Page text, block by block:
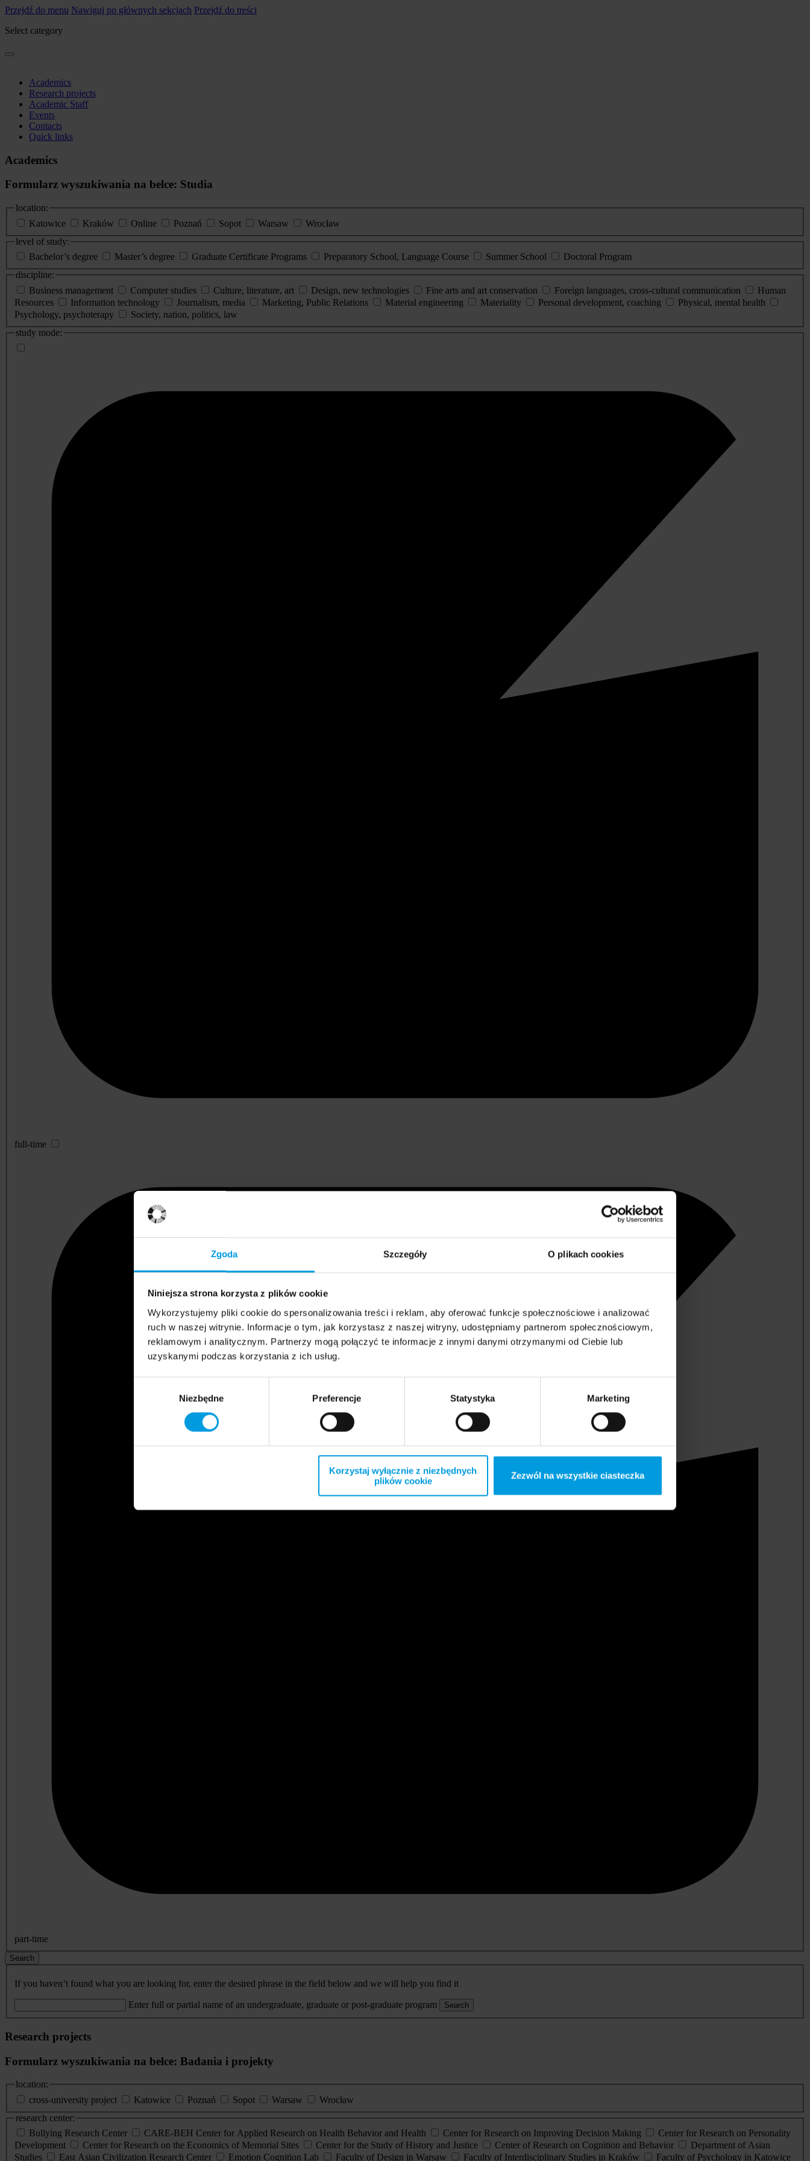
Zgoda Szczegóły O plikach cookies
Niniejsza strona korzysta z plików cookie
Wykorzystujemy pliki cookie do spersonalizowania treści i reklam, aby oferować funkcje społecznościowe i analizować
ruch w naszej witrynie. Informacje o tym, jak korzystasz z naszej witryny, udostępniamy partnerom społecznościowym,
reklamowym i analitycznym. Partnerzy mogą połączyć te informacje z innymi danymi otrzymanymi od Ciebie lub
uzyskanymi podczas korzystania z ich usług.
Niezbędne Preferencje Statystyka Marketing
Korzystaj wyłącznie z niezbędnych
plików cookie
Zezwól na wszystkie ciasteczka
Przejdź do menu Nawiguj po głównych sekcjach Przejdź do treści
Select category
Academics
Research projects
Academic Staff
Events
Contacts
Quick links
Academics
Formularz wyszukiwania na belce: Studia
location:
Katowice
Kraków Online Poznań Sopot Warsaw
Wrocław
level of study:
Bachelor’s degree
Master’s degree Graduate Certificate Programs Preparatory School, Language Course Summer School
Doctoral Program
discipline:
Business management
Computer studies Culture, literature, art Design, new technologies Fine arts and art conservation Foreign languages, cross-cultural communication
Human
Resources
Information technology Journalism, media Marketing, Public Relations Material engineering Materiality Personal development, coaching
Physical, mental health
Psychology, psychoterapy
Society, nation, politics, law
study mode:
full-time
part-time
Search
If you haven’t found what you are looking for, enter the desired phrase in the field below and we will help you find it
Enter full or partial name of an undergraduate, graduate or post-graduate program Search
Research projects
Formularz wyszukiwania na belce: Badania i projekty
location:
cross-university project
Katowice Poznań Sopot Warsaw
Wrocław
research center:
Bullying Research Center
CARE-BEH Center for Applied Research on Health Behavior and Health Center for Research on Improving Decision Making
Center for Research on Personality
Development
Center for Research on the Economics of Memorial Sites Center for the Study of History and Justice Center of Research on Cognition and Behavior
Department of Asian
Studies
East Asian Civilization Research Center Emotion Cognition Lab Faculty of Design in Warsaw Faculty of Interdisciplinary Studies in Kraków Faculty of Psychology in Katowice